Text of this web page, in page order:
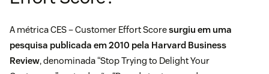
A métrica CES – Customer Effort Scoresurgiu em uma
pesquisa publicada em 2010 pela Harvard Business
Review, denominada “Stop Trying to Delight Your